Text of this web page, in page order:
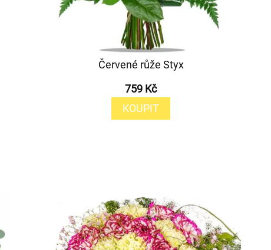
Červené růže Styx
759 Kč
KOUPIT